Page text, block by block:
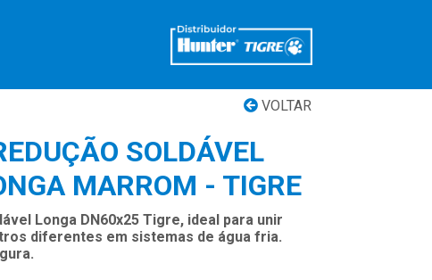
VOLTAR
SOLDÁVEL
MARROM - TIGRE
Longa DN60x25 Tigre, ideal para unir
diferentes em sistemas de água fria.